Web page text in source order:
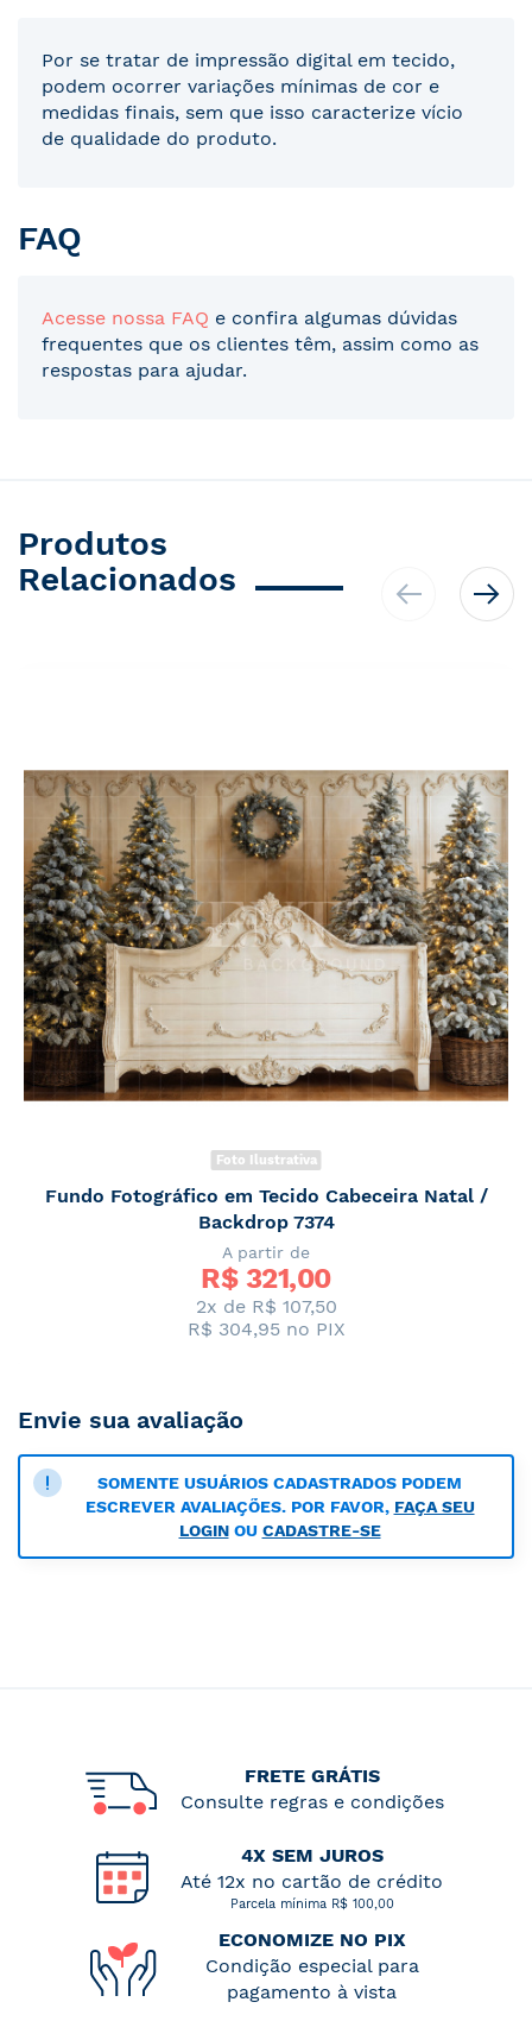
Por se tratar de impressão digital em tecido,
podem ocorrer variações mínimas de cor e
medidas finais, sem que isso caracterize vício
de qualidade do produto.
FAQ
Acesse nossa FAQ e confira algumas dúvidas
frequentes que os clientes têm, assim como as
respostas para ajudar.
Produtos
Relacionados
Foto Ilustrativa
Fundo Fotográfico em Tecido Cabeceira Natal /
Backdrop 7374
A partir de
R$ 321,00
2x de R$ 107,50
R$ 304,95no PIX
Envie sua avaliação
SOMENTE USUÁRIOS CADASTRADOS PODEM
ESCREVER AVALIAÇÕES. POR FAVOR, FAÇA SEU
LOGINOU CADASTRE-SE
FRETE GRÁTIS
Consulte regras e condições
4X SEM JUROS
Até 12x no cartão de crédito
Parcela mínima R$ 100,00
ECONOMIZE NO PIX
Condição especial para
pagamento à vista